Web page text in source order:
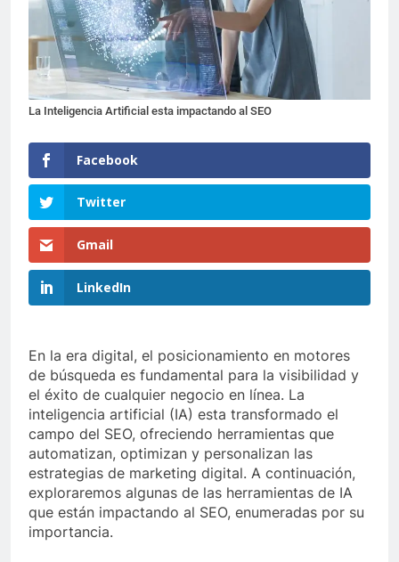
La Inteligencia Artificial esta impactando al SEO
Facebook
Twitter
Gmail
LinkedIn
En la era digital, el posicionamiento en motores
de búsqueda es fundamental para la visibilidad y
el éxito de cualquier negocio en línea. La
inteligencia artificial (IA) esta transformado el
campo del SEO, ofreciendo herramientas que
automatizan, optimizan y personalizan las
estrategias de marketing digital. A continuación,
exploraremos algunas de las herramientas de IA
que están impactando al SEO, enumeradas por su
importancia.